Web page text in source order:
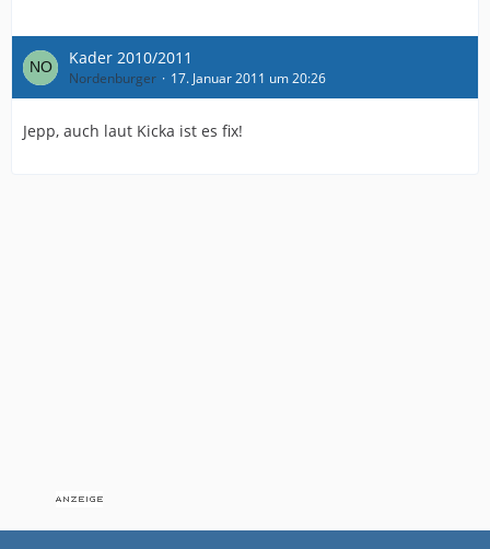
Und was macht dann ein echter Armine wie Alexander?
Wie hat sich Obermann nach einem in ähnlicher Weise
um ihn herum gestrickten Szenario verhalten müssen?
Kader 2010/2011
Nordenburger 17. Januar 2011 um 20:26
Jepp, auch laut Kicka ist es fix!